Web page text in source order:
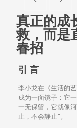
真正的成
救，而是
春招
引 言
李小龙在《生活的
成为一面镜子：它
一无保留，它就像
止，不会静止”。